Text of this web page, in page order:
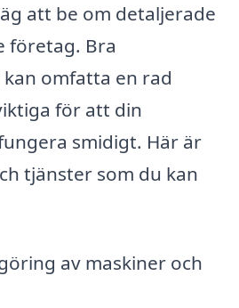
att be om detaljerade
företag. Bra
omfatta en rad
för att din
smidigt. Här är
tjänster som du kan
av maskiner och